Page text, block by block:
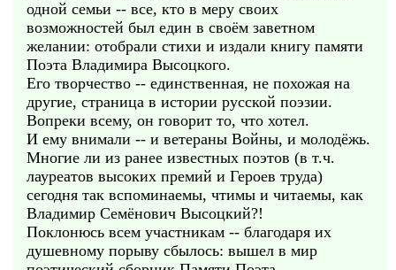
одной семьи -- все, кто в меру своих
возможностей был един в своём заветном
желании: отобрали стихи и издали книгу памяти
Поэта Владимира Высоцкого.
Его творчество -- единственная, не похожая на
другие, страница в истории русской поэзии.
Вопреки всему, он говорит то, что хотел.
И ему внимали -- и ветераны Войны, и молодёжь.
Многие ли из ранее известных поэтов (в т.ч.
лауреатов высоких премий и Героев труда)
сегодня так вспоминаемы, чтимы и читаемы, как
Владимир Семёнович Высоцкий?!
Поклонюсь всем участникам -- благодаря их
душевному порыву сбылось: вышел в мир